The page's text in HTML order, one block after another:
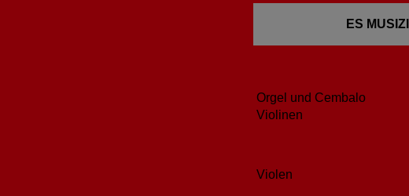
ES
Orgel und Cembalo
Violinen
Violen